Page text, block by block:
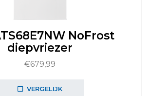
NoFrost
diepvriezer
€679,99
VERGELIJK